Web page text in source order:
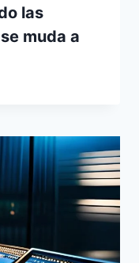
las
muda a